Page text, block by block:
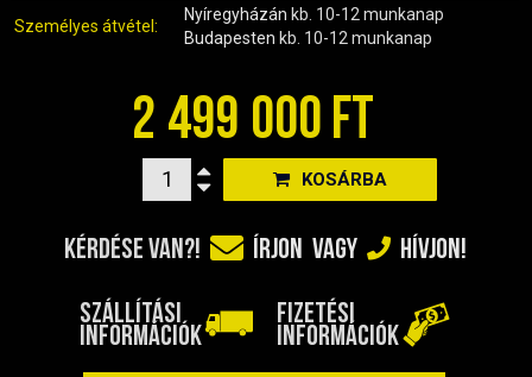
KILÓMÉTERÓRA ÉS ALKATRÉSZEI
KIPUFOGÓK ÉS TARTOZÉKAIK
KXD QUAD ÉS DIRT BIKE ALKATRÉSZEK
LÁNCKEREKEK, LÁNCOK
MOTORBLOKK ÉS ALKATRÉSZEI
RUHÁZAT, VÉDŐFELSZERELÉSEK
SZŰRŐK ÉS TARTOZÉKAIK
Személyes átvétel:
Nyíregyházán kb. 10-12 munkanap
Budapesten kb. 10-12 munkanap
2 499 000 FT
KOSÁRBA
KÉRDÉSE VAN?! ÍRJON VAGY HÍVJON!
SZÁLLÍTÁSI
INFORMÁCIÓK
FIZETÉSI
INFORMÁCIÓK